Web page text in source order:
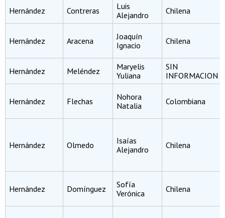
Hernández Contreras
Luis
Alejandro
Chilena
Hernández Aracena
Joaquín
Ignacio
Chilena
Hernández Meléndez
Maryelis
Yuliana
SIN
INFORMACION
Hernández Flechas
Nohora
Natalia
Colombiana
Hernández Olmedo
Isaías
Alejandro
Chilena
Hernández Domínguez
Sofía
Verónica
Chilena